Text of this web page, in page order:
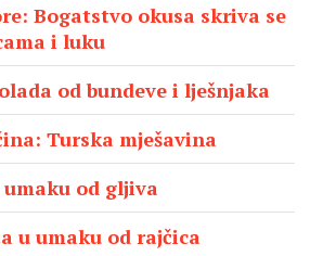
Bogatstvo okusa skriva se
i luku
od bundeve i lješnjaka
Turska mješavina
od gljiva
u umaku od rajčica